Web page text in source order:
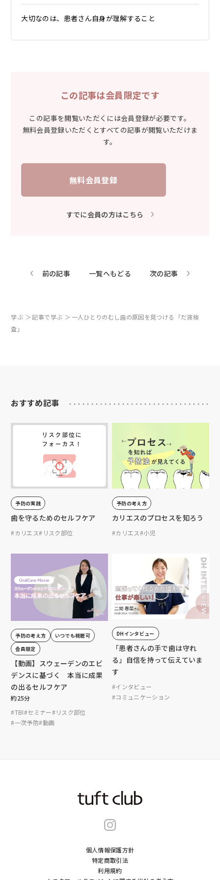
大切なのは、患者さん自身が理解すること
この記事は会員限定です
この記事を閲覧いただくには会員登録が必要です。
無料会員登録いただくとすべての記事が閲覧いただけま
す。
無料会員登録
すでに会員の方はこちら
前の記事 一覧へもどる 次の記事
学ぶ 記事で学ぶ
一人ひとりのむし歯の原因を見つける「だ液検
査」
おすすめ記事
予防の実践
歯を守るためのセルフケア
#カリエス#リスク部位
予防の考え方
カリエスのプロセスを知ろう
#カリエス#小児
予防の考え方
いつでも視聴可
会員限定
【動画】スウェーデンのエビ
デンスに基づく 本当に成果
の出るセルフケア
約25分
#TBI#セミナー#リスク部位
#一次予防#動画
DHインタビュー
「患者さんの手で歯は守れ
る」自信を持って伝えていま
す
#インタビュー
#コミュニケーション
個人情報保護方針
特定商取引法
利用規約